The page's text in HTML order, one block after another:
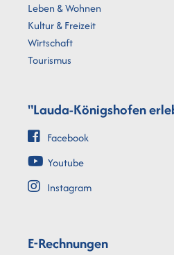
Leben & Wohnen
Kultur & Freizeit
Wirtschaft
Tourismus
"Lauda-Königshofen
Facebook
Youtube
Instagram
E-Rechnungen